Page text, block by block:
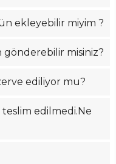
ekleyebilir miyim ?
gönderebilir misiniz?
ediliyor mu?
edilmedi.Ne